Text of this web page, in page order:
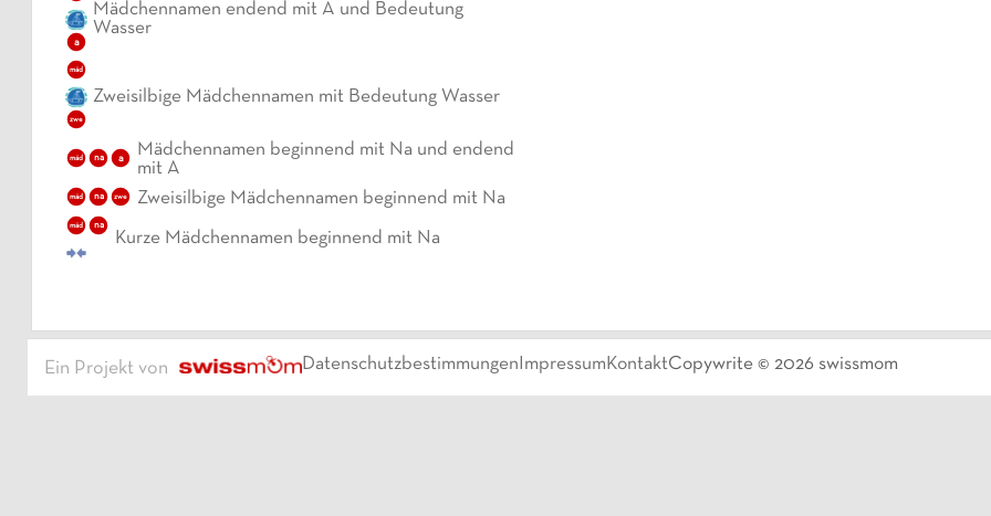
a
Mädchennamen endend mit A und Bedeutung
Wasser
mäd
zwe
Zweisilbige Mädchennamen mit Bedeutung Wasser
mäd na a
Mädchennamen beginnend mit Na und endend
mit A
mäd na zwe Zweisilbige Mädchennamen beginnend mit Na
mäd na
Kurze Mädchennamen beginnend mit Na
Ein Projekt von DatenschutzbestimmungenImpressumKontaktCopywrite © 2026 swissmom